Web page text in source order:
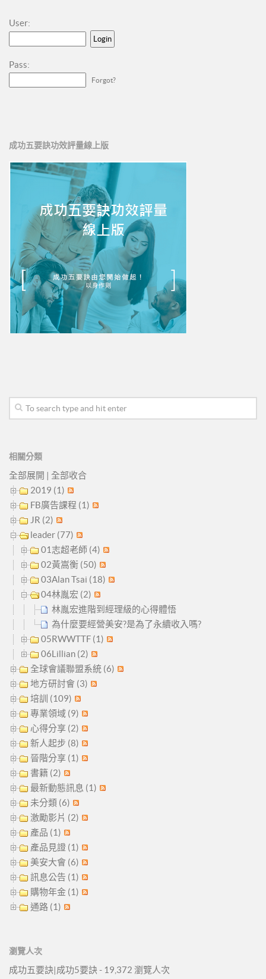
User:
Pass:
Forgot?
成功五要訣功效評量線上版
相關分類
全部展開 | 全部收合
2019 (1)
FB廣告課程 (1)
JR (2)
leader (77)
01志超老師 (4)
02黃嵩衡 (50)
03Alan Tsai (18)
04林胤宏 (2)
林胤宏進階到經理級的心得體悟
為什麼要經營美安?是為了永續收入嗎?
05RWWTTF (1)
06Lillian (2)
全球會議聯盟系統 (6)
地方研討會 (3)
培訓 (109)
專業領域 (9)
心得分享 (2)
新人起步 (8)
晉階分享 (1)
書籍 (2)
最新動態訊息 (1)
未分類 (6)
激勵影片 (2)
產品 (1)
產品見證 (1)
美安大會 (6)
訊息公告 (1)
購物年金 (1)
通路 (1)
瀏覽人次
成功五要訣|成功5要訣- 19,372 瀏覽人次